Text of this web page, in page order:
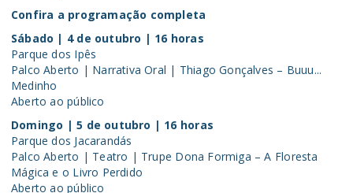
Confira a programação completa
Sábado | 4 de outubro | 16 horas
Parque dos Ipês
Palco Aberto | Narrativa Oral | Thiago Gonçalves – Buuu...
Medinho
Aberto ao público
Domingo | 5 de outubro | 16 horas
Parque dos Jacarandás
Palco Aberto | Teatro | Trupe Dona Formiga – A Floresta
Mágica e o Livro Perdido
Aberto ao público